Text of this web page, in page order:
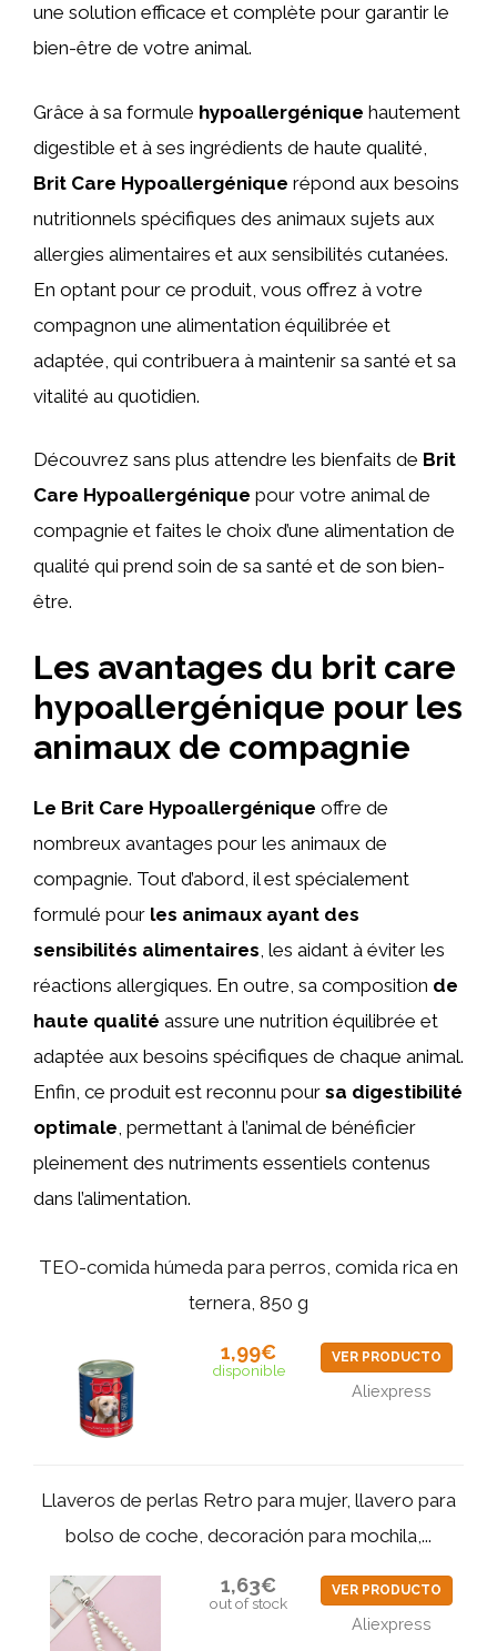
une solution efficace et complète pour garantir le
bien-être de votre animal.
Grâce à sa formule hypoallergénique hautement
digestible et à ses ingrédients de haute qualité,
Brit Care Hypoallergénique répond aux besoins
nutritionnels spécifiques des animaux sujets aux
allergies alimentaires et aux sensibilités cutanées.
En optant pour ce produit, vous offrez à votre
compagnon une alimentation équilibrée et
adaptée, qui contribuera à maintenir sa santé et sa
vitalité au quotidien.
Découvrez sans plus attendre les bienfaits de Brit
Care Hypoallergénique pour votre animal de
compagnie et faites le choix d’une alimentation de
qualité qui prend soin de sa santé et de son bien-
être.
Les avantages du brit care
hypoallergénique pour les
animaux de compagnie
Le Brit Care Hypoallergénique offre de
nombreux avantages pour les animaux de
compagnie. Tout d’abord, il est spécialement
formulé pour les animaux ayant des
sensibilités alimentaires , les aidant à éviter les
réactions allergiques. En outre, sa composition de
haute qualité assure une nutrition équilibrée et
adaptée aux besoins spécifiques de chaque animal.
Enfin, ce produit est reconnu pour sa digestibilité
optimale , permettant à l’animal de bénéficier
pleinement des nutriments essentiels contenus
dans l’alimentation.
TEO-comida húmeda para perros, comida rica en
ternera, 850 g
1,99€
disponible
VER PRODUCTO
Aliexpress
Llaveros de perlas Retro para mujer, llavero para
bolso de coche, decoración para mochila,...
1,63€
out of stock
VER PRODUCTO
Aliexpress